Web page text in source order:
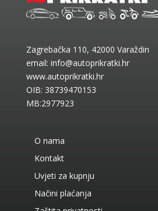
Zagrebačka 110, 42000 Varaždin
email: info@autoprikratki.hr
www.autoprikratki.hr
OIB: 38739470153
MB:2977923
O nama
Kontakt
Uvjeti za kupnju
Načini plaćanja